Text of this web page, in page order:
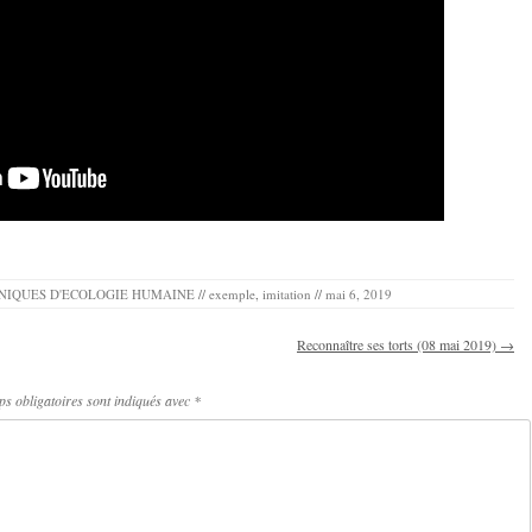
D'ECOLOGIE HUMAINE // exemple imitation // mai 6, 2019
Reconnaître ses torts (08 mai 2019) →
obligatoires sont indiqués avec *